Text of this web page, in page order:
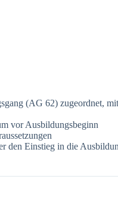
(AG 62) zugeordnet,
vor Ausbildungsbeginn
den Einstieg in die